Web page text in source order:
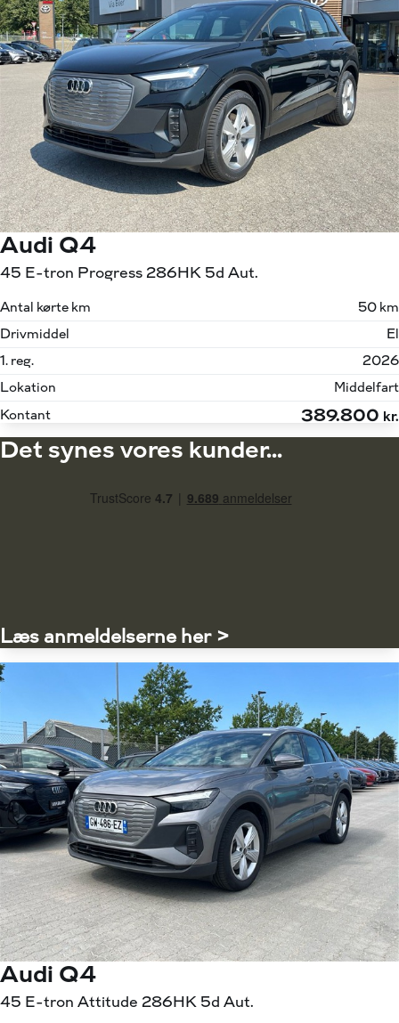
Audi Q4
45 E-tron Progress 286HK 5d Aut.
Antal kørte km
50 km
Drivmiddel
El
1. reg.
2026
Lokation
Middelfart
Kontant
389.800 kr.
Det synes vores kunder...
Læs anmeldelserne her >
Audi Q4
45 E-tron Attitude 286HK 5d Aut.